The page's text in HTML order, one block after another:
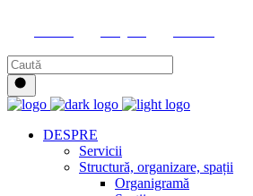
DESPRE
Servicii
Structură, organizare, spații
Organigramă